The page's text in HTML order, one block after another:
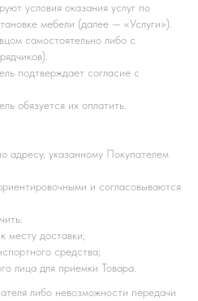
условия оказания услуг по
мебели (далее — «Услуги»).
самостоятельно либо с
подтверждает согласие с
обязуется их оплатить.
адресу, указанному Покупателем
и согласовываются
месту доставки;
средства;
лица для приемки Товара.
либо невозможности передачи